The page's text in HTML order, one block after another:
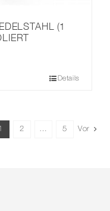
(1
Details
2 … 5 Vor